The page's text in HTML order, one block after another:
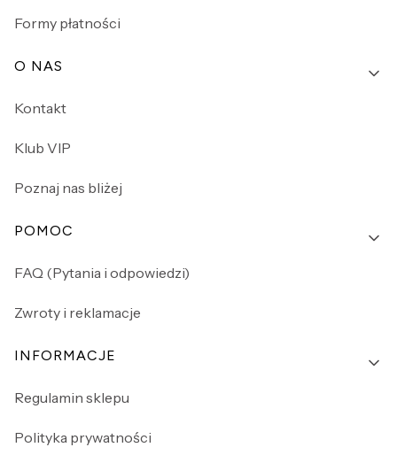
Formy płatności
O NAS
Kontakt
Klub VIP
Poznaj nas bliżej
POMOC
FAQ (Pytania i odpowiedzi)
Zwroty i reklamacje
INFORMACJE
Regulamin sklepu
Polityka prywatności